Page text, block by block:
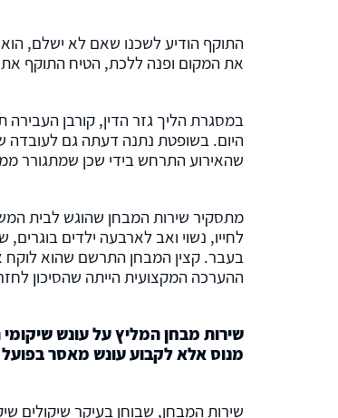
התוקף הודיע לשכנו שאם לא ישלם, הוא
את המקום ופנה ללכת, הטיח התוקף את
במסגרת הליך גזר הדין, קורבן
היום. בשופטת נתנה דעתה גם
שהאירוע התרחש בידי שכן שמתגורר
בעבר. קצין המבחן התרשם שהוא לוקח
ההערכה המקצועית הייתה שהסיכון
שירות מבחן המליץ על עונש
מנוס אלא לקבוע עונש מאסר בפועל